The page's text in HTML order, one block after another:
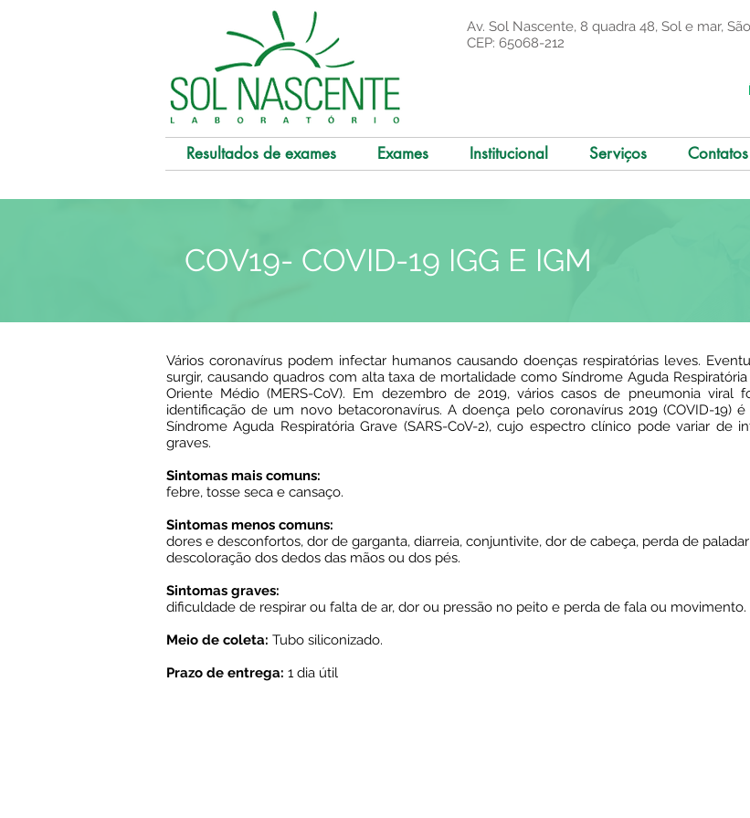
Av. Sol Nascente, 8 quadra 48, Sol e mar,
CEP: 65068-212
Resultados de exames Exames Institucional Serviços Contatos
COV19- COVID-19 IGG E IGM
Vários coronavírus podem infectar humanos causando doenças respiratórias leves.
surgir, causando quadros com alta taxa de mortalidade como Síndrome Aguda
Oriente Médio (MERS-CoV). Em dezembro de 2019, vários casos de pneumonia
identificação de um novo betacoronavírus. A doença pelo coronavírus 2019 (COVID-19)
Síndrome Aguda Respiratória Grave (SARS-CoV-2), cujo espectro clínico pode variar de
graves.
Sintomas mais comuns:
febre, tosse seca e cansaço.
Sintomas menos comuns:
dores e desconfortos, dor de garganta, diarreia, conjuntivite, dor de cabeça, perda de
descoloração dos dedos das mãos ou dos pés.
Sintomas graves:
dificuldade de respirar ou falta de ar, dor ou pressão no peito e perda de fala ou movimento.
Meio de coleta: Tubo siliconizado.
Prazo de entrega: 1 dia útil